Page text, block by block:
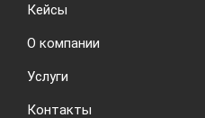
Кейсы
О компании
Услуги
Контакты